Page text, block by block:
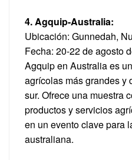
4. Agquip-Australia:
Ubicación: Gunnedah,
Fecha: 20-22 de agosto
Agquip en Australia es
agrícolas más grandes y
sur. Ofrece una muestra
productos y servicios
en un evento clave para
australiana.